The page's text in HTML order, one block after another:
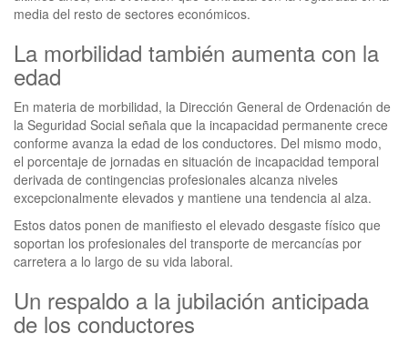
media del resto de sectores económicos.
La morbilidad también aumenta con la
edad
En materia de morbilidad, la Dirección General de Ordenación de
la Seguridad Social señala que la incapacidad permanente crece
conforme avanza la edad de los conductores. Del mismo modo,
el porcentaje de jornadas en situación de incapacidad temporal
derivada de contingencias profesionales alcanza niveles
excepcionalmente elevados y mantiene una tendencia al alza.
Estos datos ponen de manifiesto el elevado desgaste físico que
soportan los profesionales del transporte de mercancías por
carretera a lo largo de su vida laboral.
Un respaldo a la jubilación anticipada
de los conductores